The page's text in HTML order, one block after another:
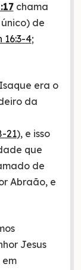
chama
de
16:3-4;
era o
da
21), e isso
que
de
Abraão, e
Jesus
em